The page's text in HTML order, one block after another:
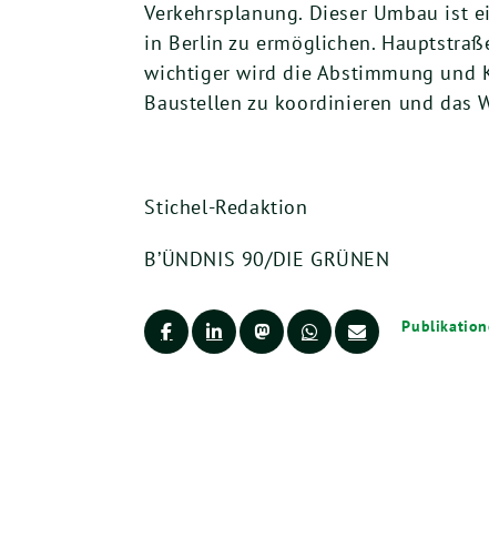
Verkehrsplanung. Dieser Umbau ist
in Berlin zu ermöglichen.
wichtiger wird die Abstimmung und
Baustellen zu koordinieren und das
Stichel-Redaktion
B’ÜNDNIS 90/DIE GRÜNEN